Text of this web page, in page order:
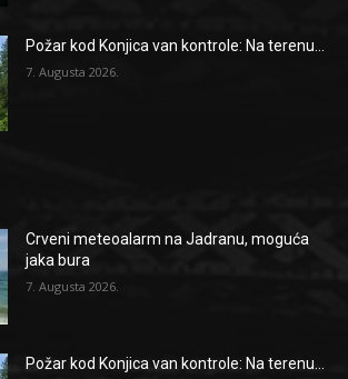
Požar kod Konjica van kontrole: Na terenu...
7. Augusta 2026.
Crveni meteoalarm na Jadranu, moguća
jaka bura
7. Augusta 2026.
Požar kod Konjica van kontrole: Na terenu...